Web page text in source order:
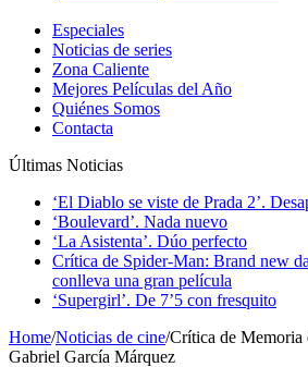
Especiales
Noticias de series
Zona Caliente
Mejores Películas del Año
Quiénes Somos
Contacta
Últimas Noticias
‘El Diablo se viste de Prada 2’.
‘Boulevard’. Nada nuevo
‘La Asistenta’. Dúo perfecto
Crítica de Spider-Man: Brand new
conlleva una gran película
‘Supergirl’. De 7’5 con fresquito
Home/Noticias de cine/Crítica de Memoria
Gabriel García Márquez